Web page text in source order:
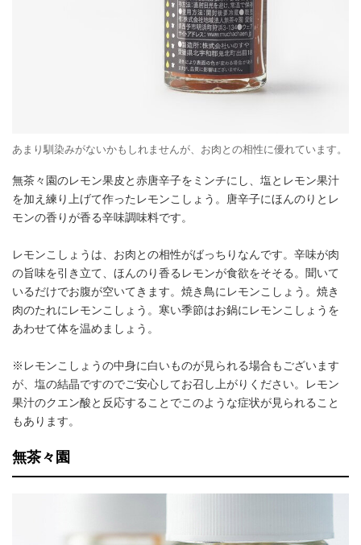
あまり馴染みがないかもしれませんが、お肉との相性に優れています。
無茶々園のレモン果皮と赤唐辛子をミンチにし、塩とレモン果汁
を加え練り上げて作ったレモンこしょう。唐辛子にほんのりとレ
モンの香りが香る辛味調味料です。
レモンこしょうは、お肉との相性がばっちりなんです。辛味が肉
の旨味を引き立て、ほんのり香るレモンが食欲をそそる。聞いて
いるだけでお腹が空いてきます。焼き鳥にレモンこしょう。焼き
肉のたれにレモンこしょう。寒い季節はお鍋にレモンこしょうを
あわせて体を温めましょう。
※レモンこしょうの中身に白いものが見られる場合もございます
が、塩の結晶ですのでご安心してお召し上がりください。レモン
果汁のクエン酸と反応することでこのような症状が見られること
もあります。
無茶々園